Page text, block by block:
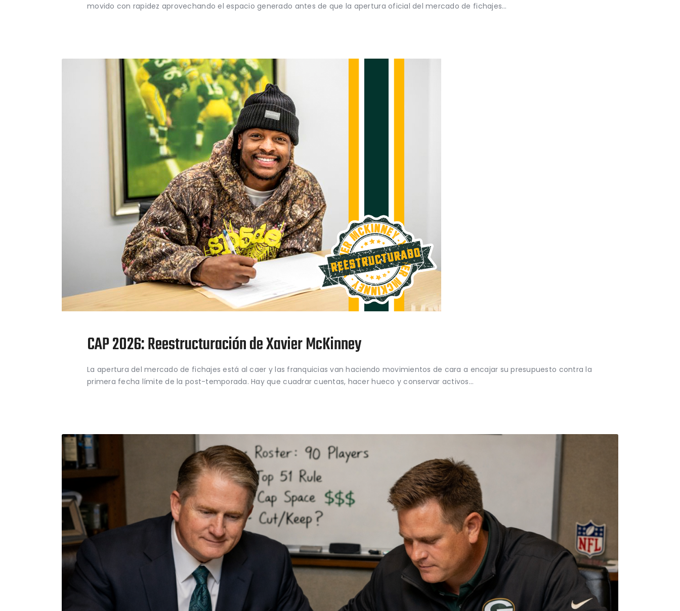
movido con rapidez aprovechando el espacio generado antes de que la apertura oficial del mercado de fichajes…
CAP 2026: Reestructuración de Xavier McKinney
La apertura del mercado de fichajes está al caer y las franquicias van haciendo movimientos de cara a encajar su presupuesto contra la
primera fecha límite de la post-temporada. Hay que cuadrar cuentas, hacer hueco y conservar activos…